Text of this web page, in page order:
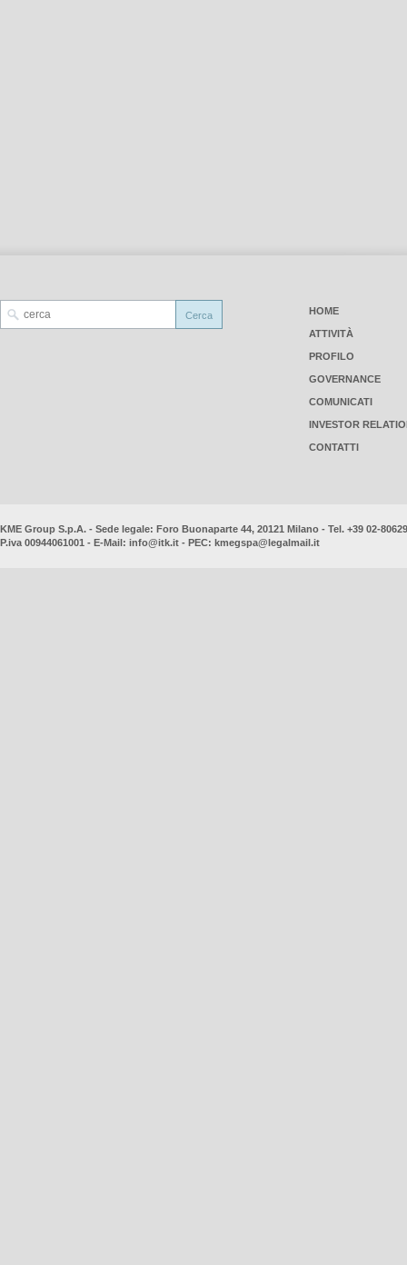
HOME
ATTIVITÀ
PROFILO
GOVERNANCE
COMUNICATI
INVESTOR
CONTATTI
KME Group S.p.A. - Sede legale: Foro Buonaparte 44, 20121 Milano - Tel. +39 02-
P.iva 00944061001 - E-Mail: info@itk.it - PEC: kmegspa@legalmail.it